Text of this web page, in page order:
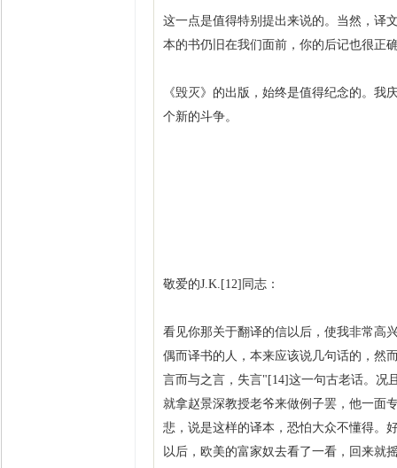
这一点是值得特别提出来说的。当然，译
本的书仍旧在我们面前，你的后记也很正
《毁灭》的出版，始终是值得纪念的。
个新的斗争。
敬爱的J.K.[12]同志：
看见你那关于翻译的信以后，使我非常高
偶而译书的人，本来应该说几句话的，然
言而与之言，失言"[14]这一句古老话。况
就拿赵景深教授老爷来做例子罢，他一面
悲，说是这样的译本，恐怕大众不懂得。
以后，欧美的富家奴去看了一看，回来就